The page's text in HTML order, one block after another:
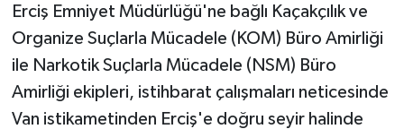
Erciş Emniyet Müdürlüğü'ne bağlı Kaçakçılık ve
Organize Suçlarla Mücadele (KOM) Büro Amirliği
ile Narkotik Suçlarla Mücadele (NSM) Büro
Amirliği ekipleri, istihbarat çalışmaları neticesinde
Van istikametinden Erciş'e doğru seyir halinde